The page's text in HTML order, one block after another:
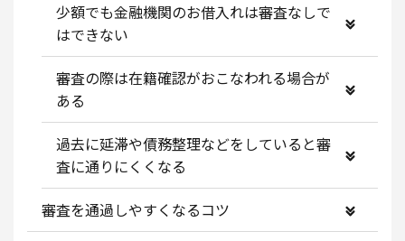
少額でも金融機関のお借入れは審査なしで
はできない
審査の際は在籍確認がおこなわれる場合が
ある
過去に延滞や債務整理などをしていると審
査に通りにくくなる
審査を通過しやすくなるコツ